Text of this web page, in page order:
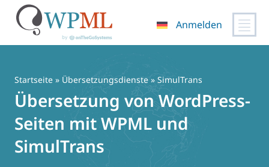
springen
Anmelden
Startseite » Übersetzungsdienste » SimulTrans
Übersetzung von WordPress-
Seiten mit WPML und
SimulTrans